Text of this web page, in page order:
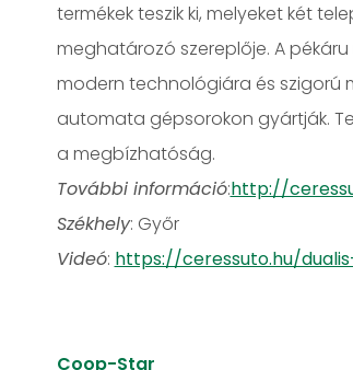
termékek teszik ki, melyeket két
meghatározó szereplője. A
modern technológiára és szigorú
automata gépsorokon gyártják.
a megbízhatóság.
További információ:http://
Székhely: Győr
Videó: https://ceressuto.hu/
Coop-Star